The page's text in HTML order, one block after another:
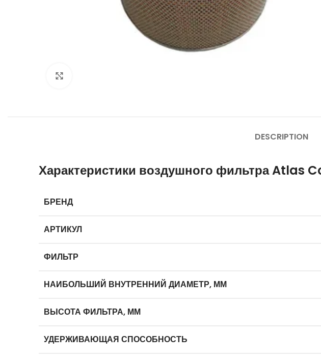
DESCRIPTION
Характеристики воздушного фильтра Atlas
БРЕНД
АРТИКУЛ
ФИЛЬТР
НАИБОЛЬШИЙ ВНУТРЕННИЙ ДИАМЕТР, ММ
ВЫСОТА ФИЛЬТРА, ММ
УДЕРЖИВАЮЩАЯ СПОСОБНОСТЬ